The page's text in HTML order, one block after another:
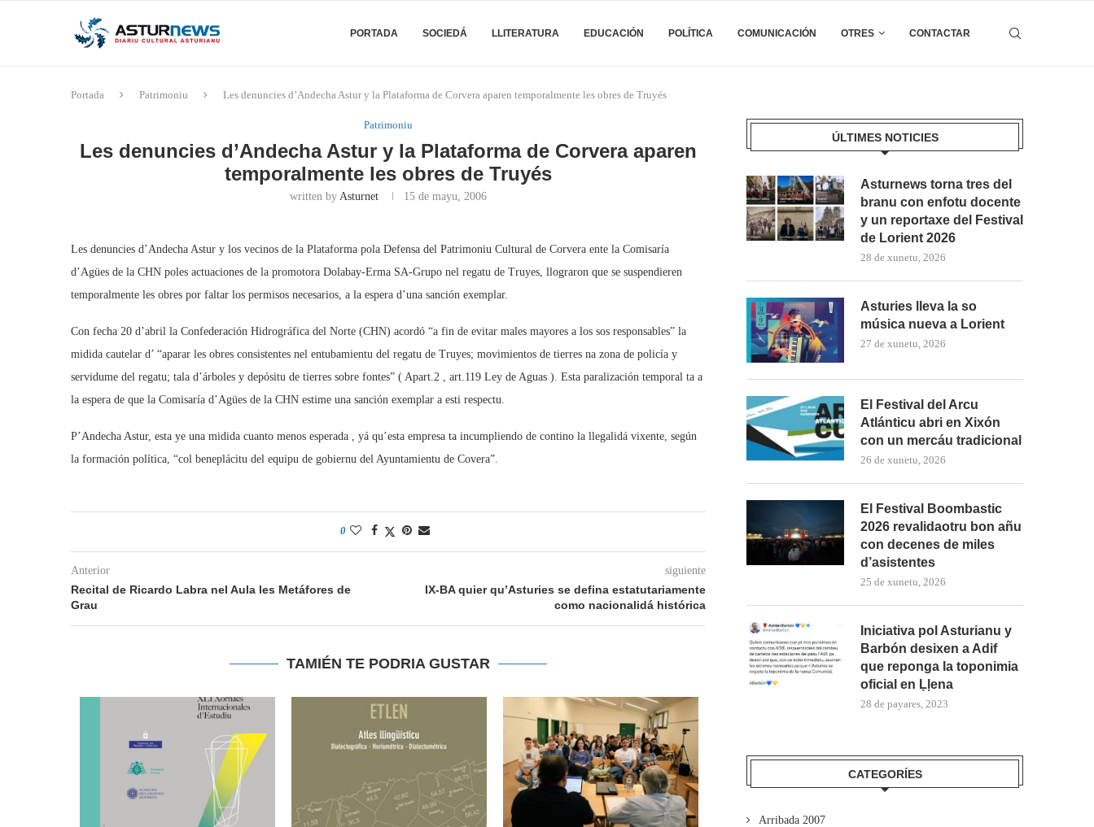
PORTADA SOCIEDÁ LLITERATURA EDUCACIÓN POLÍTICA COMUNICACIÓN OTRES CONTACTAR
Portada Patrimoniu Les denuncies d’Andecha Astur y la Plataforma de Corvera aparen temporalmente les obres de Truyés
Patrimoniu
Les denuncies d’Andecha Astur y la Plataforma de Corvera aparen
temporalmente les obres de Truyés
written by Asturnet 15 de mayu, 2006
Les denuncies d’Andecha Astur y los vecinos de la Plataforma pola Defensa del Patrimoniu Cultural de Corvera ente la Comisaría
d’Agües de la CHN poles actuaciones de la promotora Dolabay-Erma SA-Grupo nel regatu de Truyes, llograron que se suspendieren
temporalmente les obres por faltar los permisos necesarios, a la espera d’una sanción exemplar.
Con fecha 20 d’abril la Confederación Hidrográfica del Norte (CHN) acordó “a fin de evitar males mayores a los sos responsables” la
midida cautelar d’ “aparar les obres consistentes nel entubamientu del regatu de Truyes; movimientos de tierres na zona de policía y
servidume del regatu; tala d’árboles y depósitu de tierres sobre fontes” ( Apart.2 , art.119 Ley de Aguas ). Esta paralización temporal ta a
la espera de que la Comisaría d’Agües de la CHN estime una sanción exemplar a esti respectu.
P’Andecha Astur, esta ye una midida cuanto menos esperada , yá qu’esta empresa ta incumpliendo de contino la llegalidá vixente, según
la formación política, “col beneplácitu del equipu de gobiernu del Ayuntamientu de Covera”.
0
Anterior
Recital de Ricardo Labra nel Aula les Metáfores de
Grau
siguiente
IX-BA quier qu’Asturies se defina estatutariamente
como nacionalidá histórica
TAMIÉN TE PODRIA GUSTAR
La Guerra Civil protagoniza
ÚLTIMES NOTICIES
Asturnews torna tres del
branu con enfotu docente
y un reportaxe del Festival
de Lorient 2026
28 de xunetu, 2026
Asturies lleva la so
música nueva a Lorient
27 de xunetu, 2026
El Festival del Arcu
Atlánticu abri en Xixón
con un mercáu tradicional
26 de xunetu, 2026
El Festival Boombastic
2026 revalidaotru bon añu
con decenes de miles
d’asistentes
25 de xunetu, 2026
Iniciativa pol Asturianu y
Barbón desixen a Adif
que reponga la toponimia
oficial en Ḷḷena
28 de payares, 2023
CATEGORÍES
Arribada 2007